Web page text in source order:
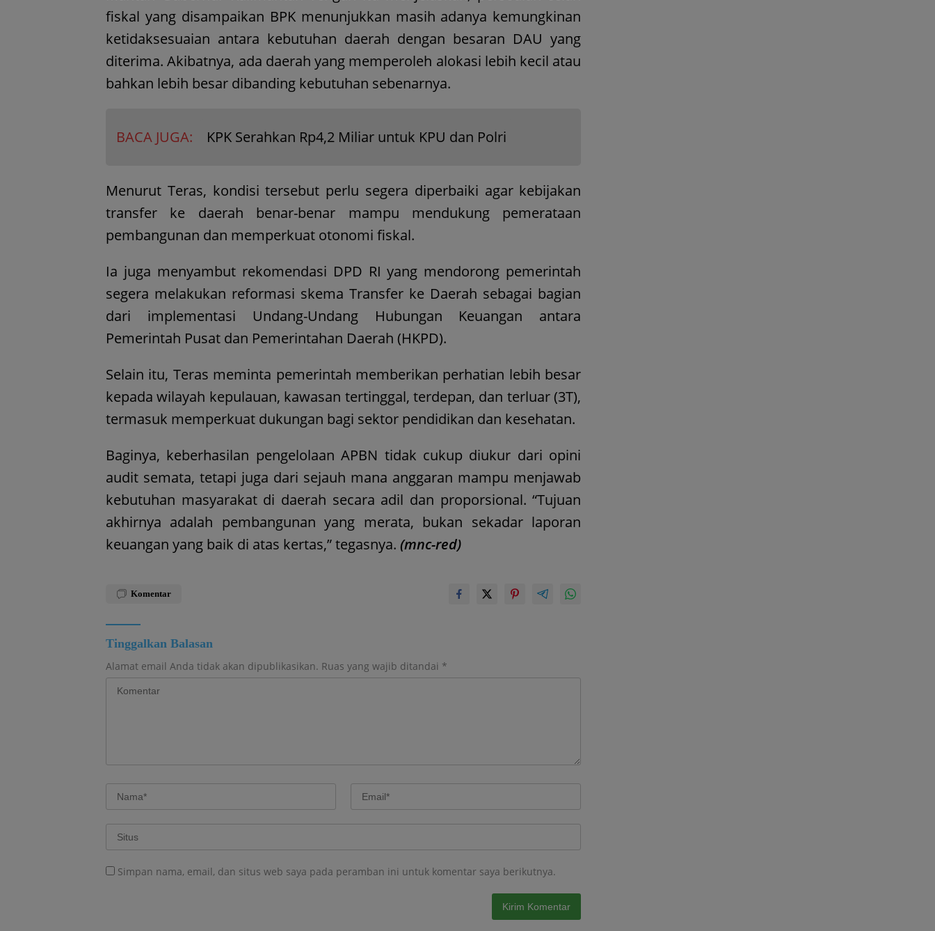
fiskal yang disampaikan BPK menunjukkan masih adanya kemungkinan
ketidaksesuaian antara kebutuhan daerah dengan besaran DAU yang
diterima. Akibatnya, ada daerah yang memperoleh alokasi lebih kecil atau
bahkan lebih besar dibanding kebutuhan sebenarnya.
BACA JUGA: KPK Serahkan Rp4,2 Miliar untuk KPU dan Polri
Menurut Teras, kondisi tersebut perlu segera diperbaiki agar kebijakan
transfer ke daerah benar-benar mampu mendukung pemerataan
pembangunan dan memperkuat otonomi fiskal.
Ia juga menyambut rekomendasi DPD RI yang mendorong pemerintah
segera melakukan reformasi skema Transfer ke Daerah sebagai bagian
dari implementasi Undang-Undang Hubungan Keuangan antara
Pemerintah Pusat dan Pemerintahan Daerah (HKPD).
Selain itu, Teras meminta pemerintah memberikan perhatian lebih besar
kepada wilayah kepulauan, kawasan tertinggal, terdepan, dan terluar (3T),
termasuk memperkuat dukungan bagi sektor pendidikan dan kesehatan.
Baginya, keberhasilan pengelolaan APBN tidak cukup diukur dari opini
audit semata, tetapi juga dari sejauh mana anggaran mampu menjawab
kebutuhan masyarakat di daerah secara adil dan proporsional. “Tujuan
akhirnya adalah pembangunan yang merata, bukan sekadar laporan
keuangan yang baik di atas kertas,” tegasnya. (mnc-red)
Komentar
Tinggalkan Balasan
Alamat email Anda tidak akan dipublikasikan. Ruas yang wajib ditandai *
Simpan nama, email, dan situs web saya pada peramban ini untuk komentar saya berikutnya.